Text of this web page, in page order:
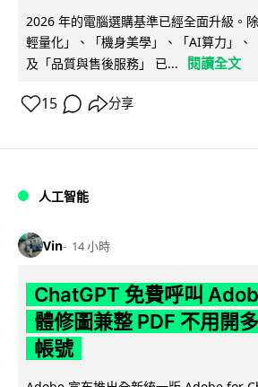
2026 年的電腦選購基準已經全面升級。
輕量化」、「機身美學」、「AI算力」、
及「品質與售後服務」 已...
閱讀全文
15 分享
人工智能
Vin 14 小時
ChatGPT 免費呼叫
體修圖兼整 PDF 不用開
帳號